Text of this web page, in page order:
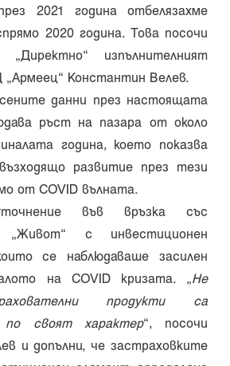
2021 година отбелязахме
2020 година. Това посочи
изпълнителният
„Армеец“ Константин Велев.
данни през настоящата
ръст на пазара от около
година, което показва
развитие през тези
от COVID вълната.
във връзка със
„Живот“ с инвестиционен
се наблюдаваше засилен
на COVID кризата. „Не
продукти са
по своят характер“, посочи
и допълни, че застраховките